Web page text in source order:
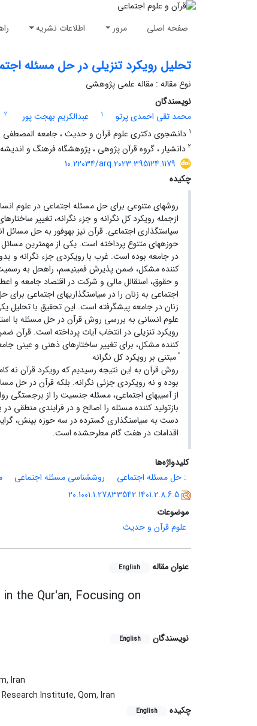
صفحه اصلی مرور اطلاعات نشریه
تحلیل رویکرد تنزیلی در حل مسئله
نوع مقاله : مقاله علمی پژوهشی
نویسندگان
محمد تقی احمدی پرتو
1 عبدالکریم بهجت پور
2
1 دانشجوی دکتری علوم قرآن و حدیث ، جامعه المصطفی
2 دانشیار ، گروه قرآن پژوهی ، پژوهشگاه فرهنگ و اندیشه
10.22034/arq.2023.395124.1179
چکیده
روشهای متنوعی برای حل مسئله اجتماعی در علوم
ازجمله رویکرد کل نگرانه و جزء نگرانه، تغییر
سیاستگذاری اجتماعی. قرآن نیز بهوفور به حل مسائل
حوزههای متنوع پرداخته است. یکی از مهمترین مسائل
در جامعه بوده است. غرب با رویکردی جزء نگرانه و
کننده مشکل، ضمن پذیرش فمینیسم، راهحل به
و حقوق، استقالل مالی و شرکت در اقتصاد جامعه و
اجتماعی به زنان را در سیاستگذاریهای اجتماعی برای
زنان در جامعه پیشگرفته است. این تحقیق با تحلیل
علوم انسانی به بررسی روش قرآن در حل مسئله با
رویکرد تنزیلی در انتخاب آیات پرداخته است. قرآن
کننده مشکل، برای تغییر ساختارهای ذهنی و عینی
ً مبتنی بر رویکرد کل نگرانه
روش قرآن به این نتیجه رسیدیم که رویکرد قرآن نه
بوده و نه رویکردی جزئی نگرانه. بلکه قرآن در حل
از آسیبهای اجتماعی، مسئله جنسیت را از برجستگی
بازتولید کننده مسئله را اصالح و در فرایندی منطقی
دست به سیاستگذاری گسترده در سه حوزه بینش،
اقدامات در هفت گام مطرحشده است.
کلیدواژه‌ها
: حل مسئله اجتماعی
روششناسی مسئله اجتماعی
20.1001.1.27833542.1401.2.8.6.5
موضوعات
علوم قرآن و حدیث
عنوان مقاله English
the Qur'an, Focusing on
نویسندگان English
Iran
Institute, Qom, Iran
چکیده
English